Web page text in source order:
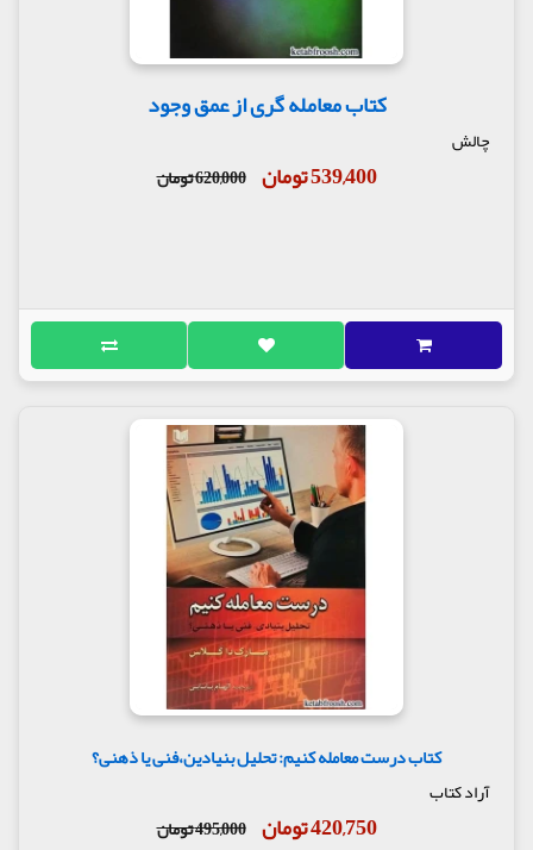
کتاب معامله گری از عمق وجود
چالش
539,400 تومان 620,000 تومان
کتاب درست معامله کنیم: تحلیل بنیادین،فنی یا ذهنی؟
آراد کتاب
420,750 تومان 495,000 تومان